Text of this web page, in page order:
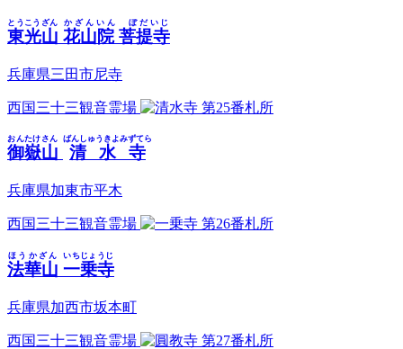
東光山
とうこうざん
花山院 菩提寺
かざんいん ぼだいじ
兵庫県三田市尼寺
西国三十三観音霊場 第25番札所
御嶽山
おんたけさん
清水寺
ばんしゅうきよみずてら
兵庫県加東市平木
西国三十三観音霊場 第26番札所
法華山
ほうかざん
一乗寺
いちじょうじ
兵庫県加西市坂本町
西国三十三観音霊場 第27番札所